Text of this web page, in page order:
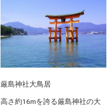
厳島神社大鳥居
高さ約16mを誇る厳島神社の大